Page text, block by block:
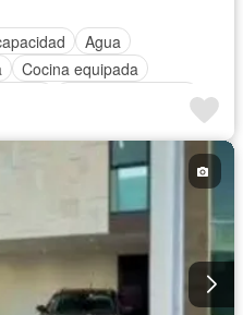
Agua
Cocina equipada
Zonas verdes